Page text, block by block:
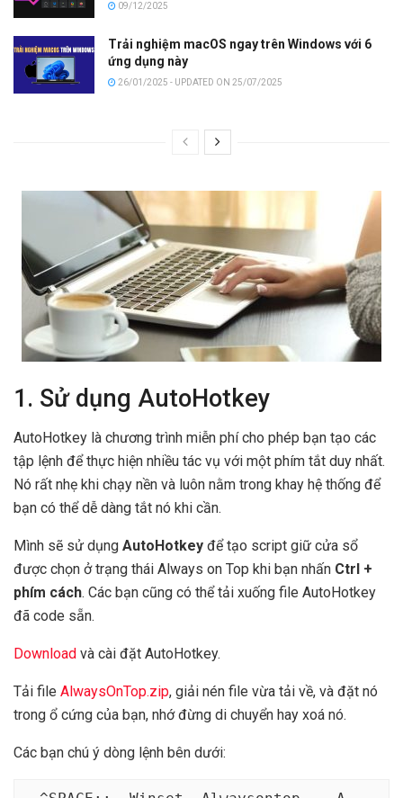
09/12/2025
Trải nghiệm macOS ngay trên Windows với 6
ứng dụng này
26/01/2025 - UPDATED ON 25/07/2025
1. Sử dụng AutoHotkey
AutoHotkey là chương trình miễn phí cho phép bạn tạo các
tập lệnh để thực hiện nhiều tác vụ với một phím tắt duy nhất.
Nó rất nhẹ khi chạy nền và luôn nằm trong khay hệ thống để
bạn có thể dễ dàng tắt nó khi cần.
Mình sẽ sử dụng AutoHotkey để tạo script giữ cửa sổ
được chọn ở trạng thái Always on Top khi bạn nhấn Ctrl +
phím cách. Các bạn cũng có thể tải xuống file AutoHotkey
đã code sẵn.
Download và cài đặt AutoHotkey.
Tải file AlwaysOnTop.zip, giải nén file vừa tải về, và đặt nó
trong ổ cứng của bạn, nhớ đừng di chuyển hay xoá nó.
Các bạn chú ý dòng lệnh bên dưới: